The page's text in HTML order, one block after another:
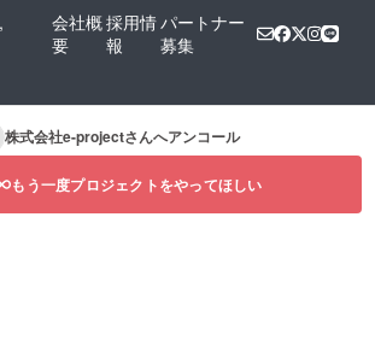
会社概
要
採用情
報
パートナー
募集
株式会社e-projectさんへアンコール
もう一度プロジェクトをやってほしい